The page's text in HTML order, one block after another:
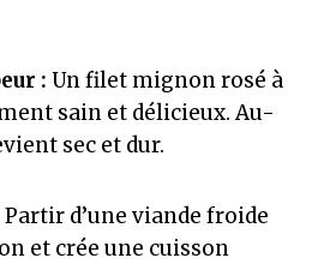
: Un filet mignon rosé à
sain et délicieux. Au-
sec et dur.
Partir d’une viande froide
et crée une cuisson